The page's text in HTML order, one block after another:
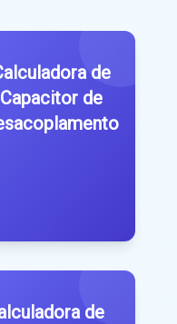
de
Capacitor de
de